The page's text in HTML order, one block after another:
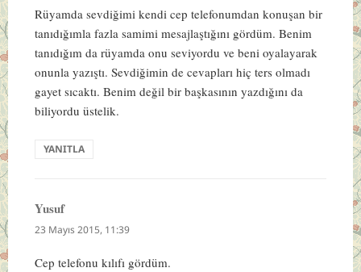
Rüyamda sevdiğimi kendi cep telefonumdan konuşan bir
tanıdığımla fazla samimi mesajlaştığını gördüm. Benim
tanıdığım da rüyamda onu seviyordu ve beni oyalayarak
onunla yazıştı. Sevdiğimin de cevapları hiç ters olmadı
gayet sıcaktı. Benim değil bir başkasının yazdığını da
biliyordu üstelik.
YANITLA
Yusufdedi
ki:
23 Mayıs 2015, 11:39
Cep telefonu kılıfı gördüm.